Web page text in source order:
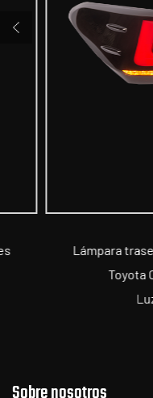
Lámpara trasera de
Toyota Camry
Luz